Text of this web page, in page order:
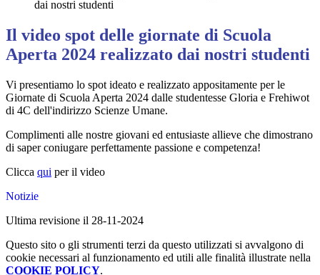
dai nostri studenti
Il video spot delle giornate di Scuola
Aperta 2024 realizzato dai nostri studenti
Vi presentiamo lo spot ideato e realizzato appositamente per le
Giornate di Scuola Aperta 2024 dalle studentesse Gloria e Frehiwot
di 4C dell'indirizzo Scienze Umane.
Complimenti alle nostre giovani ed entusiaste allieve che dimostrano
di saper coniugare perfettamente passione e competenza!
Clicca qui per il video
Notizie
Ultima revisione il 28-11-2024
Questo sito o gli strumenti terzi da questo utilizzati si avvalgono di
cookie necessari al funzionamento ed utili alle finalità illustrate nella
COOKIE POLICY.